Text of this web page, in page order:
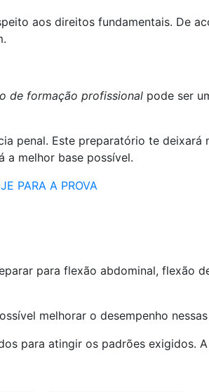
aos direitos fundamentais. De
de formação profissional pode ser
penal. Este preparatório te deixará
a melhor base possível.
PARA A PROVA
para flexão abdominal, flexão
melhorar o desempenho nessas
para atingir os padrões exigidos.